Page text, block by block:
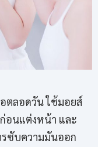
ลอดวัน ใช้มอยส์
อนแต่งหน้า และ
รซับความมันออก